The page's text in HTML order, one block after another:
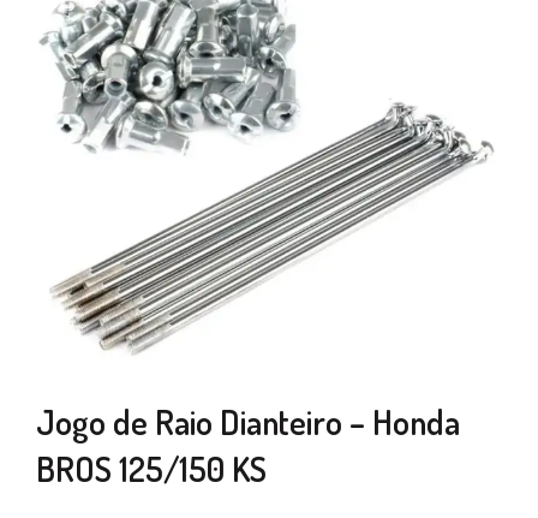
Jogo de Raio Dianteiro – Honda
BROS 125/150 KS